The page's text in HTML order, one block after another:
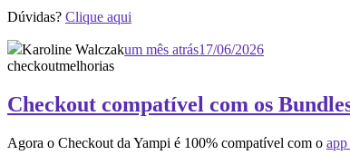
Dúvidas? Clique aqui
Karoline Walczakum mês atrás17/06/2026
checkoutmelhorias
Checkout compatível com os
Agora o Checkout da Yampi é 100% compatível com o